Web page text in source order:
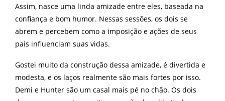
Assim, nasce uma linda amizade entre eles, baseada na
confiança e bom humor. Nessas sessões, os dois se
abrem e percebem como a imposição e ações de seus
pais influenciam suas vidas.
Gostei muito da construção dessa amizade, é divertida e
modesta, e os laços realmente são mais fortes por isso.
Demi e Hunter são um casal mais pé no chão. Os dois